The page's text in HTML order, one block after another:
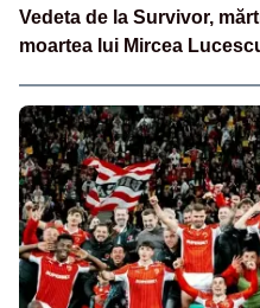
Vedeta de la Survivor,
moartea lui Mircea